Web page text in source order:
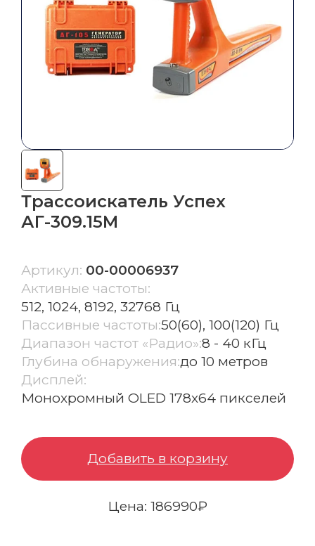
грейдером
Система автоматического управления
бульдозером
СКАНИРОВАНИЕ,
Сканеры
БПЛА
Эхолоты
Ещё
ГЕОДЕЗИЧЕСКИЕ АКСЕССУАРЫ
Бампер защитный
Отражатели и цели
Зарядные устройства
Вехи
Ещё
Трассоискатель Успех
АГ-309.15М
Артикул: 00-00006937
Активные частоты:
512, 1024, 8192, 32768 Гц
Пассивные частоты:50(60), 100(120) Гц
Диапазон частот «Радио»:8 - 40 кГц
Глубина обнаружения:до 10 метров
Дисплей:
Монохромный OLED 178х64 пикселей
Добавить в корзину
Цена: 186990₽